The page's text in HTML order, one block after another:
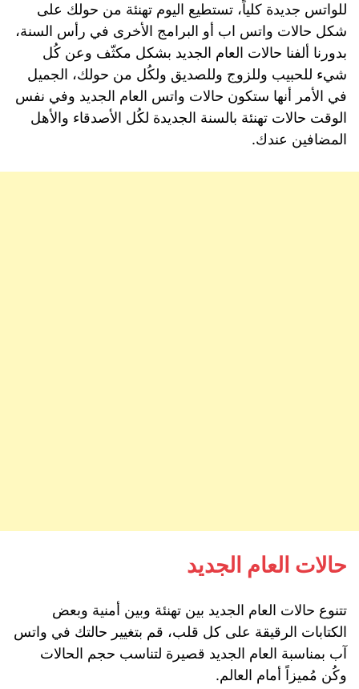
للواتس جديدة كلياً، تستطيع اليوم تهنئة من حولك على
شكل حالات واتس اب أو البرامج الأخرى في رأس السنة،
بدورنا ألفنا حالات العام الجديد بشكل مكثّف وعن كُل
شيء للحبيب وللزوج وللصديق ولكُل من حولك، الجميل
في الأمر أنها ستكون حالات واتس العام الجديد وفي نفس
الوقت حالات تهنئة بالسنة الجديدة لكُل الأصدقاء والأهل
المضافين عندك.
حالات العام الجديد
تتنوع حالات العام الجديد بين تهنئة وبين أمنية وبعض
الكتابات الرقيقة على كل قلب، قم بتغيير حالتك في واتس
آب بمناسبة العام الجديد قصيرة لتناسب حجم الحالات
وكُن مُميزاً أمام العالم.